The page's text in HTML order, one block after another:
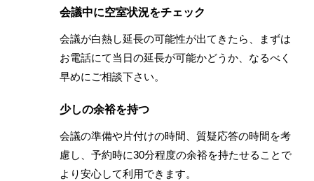
会議中に空室状況をチェック
会議が白熱し延長の可能性が出てきたら、まずは
お電話にて当日の延長が可能かどうか、なるべく
早めにご相談下さい。
少しの余裕を持つ
会議の準備や片付けの時間、質疑応答の時間を考
慮し、予約時に30分程度の余裕を持たせることで
より安心して利用できます。